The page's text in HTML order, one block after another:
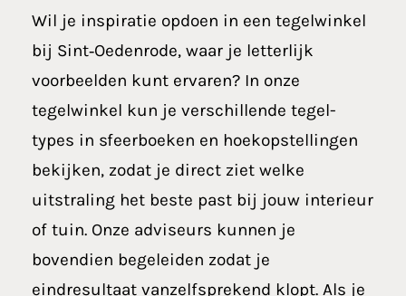
Wil je inspiratie opdoen in een tegelwinkel
bij Sint‑Oedenrode, waar je letterlijk
voorbeelden kunt ervaren? In onze
tegelwinkel kun je verschillende tegel-
types in sfeerboeken en hoekopstellingen
bekijken, zodat je direct ziet welke
uitstraling het beste past bij jouw interieur
of tuin. Onze adviseurs kunnen je
bovendien begeleiden zodat je
eindresultaat vanzelfsprekend klopt. Als je